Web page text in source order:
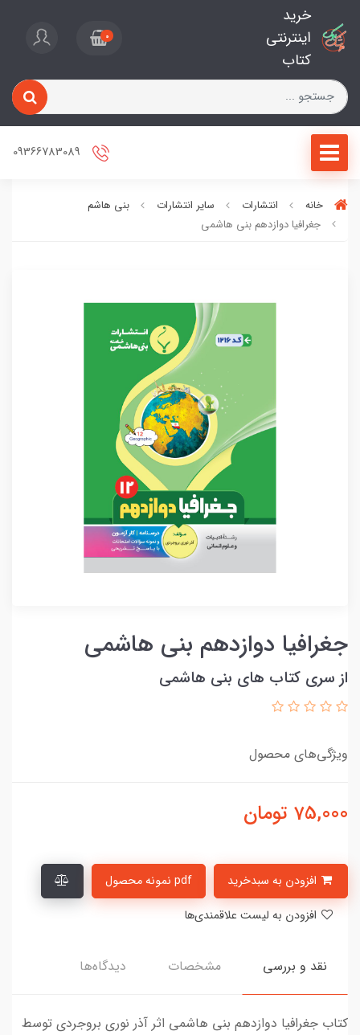
خرید
اینترنتی
کتاب
0
خانه انتشارات سایر انتشارات
بنی هاشم
جغرافیا دوازدهم بنی هاشمی
جغرافیا دوازدهم بنی هاشمی
از سری کتاب های بنی هاشمی
ویژگی‌های محصول
75,000 تومان
pdf نمونه محصول
نقد و بررسی مشخصات دیدگاه‌ها
کتاب جغرافیا دوازدهم بنی هاشمی اثر آذر نوری بروجردی توسط